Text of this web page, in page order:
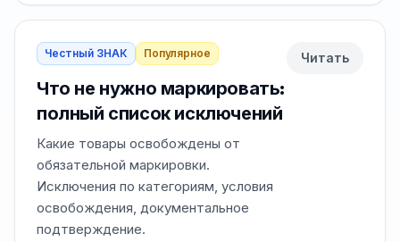
Честный ЗНАК Популярное
Что не нужно маркировать:
полный список исключений
Какие товары освобождены от
обязательной маркировки.
Исключения по категориям, условия
освобождения, документальное
подтверждение.
Читать